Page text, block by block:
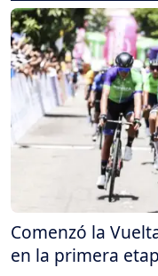
Comenzó la
en la primera